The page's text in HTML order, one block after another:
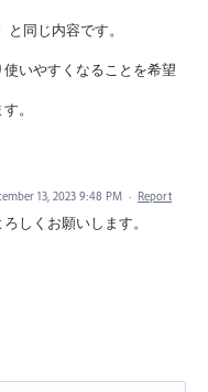
同じ内容です。
いやすくなることを希望
。
13, 2023 9:48 PM · Report
しくお願いします。